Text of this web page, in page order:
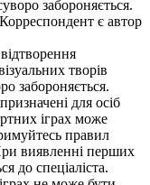
забороняється.
є автор
творів
забороняється.
для осіб
іграх може
правил
виявленні перших
до спеціаліста.